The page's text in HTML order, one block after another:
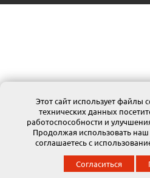
Этот сайт использует файлы
технических данных
работоспособности и
Продолжая использовать наш
соглашаетесь с
Согласиться